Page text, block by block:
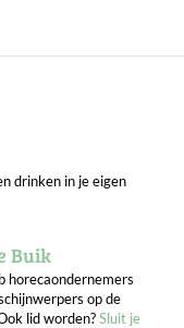
drinken in je eigen
Buik
horecaondernemers
op de
lid worden?Sluit je